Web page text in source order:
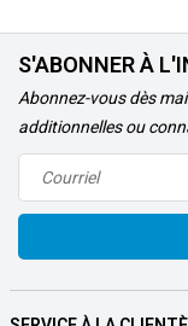
S'ABONNER À
Abonnez-vous dès
additionnelles ou